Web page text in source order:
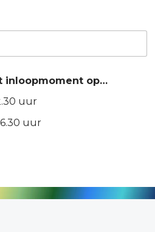
inloopmoment op…
uur
uur